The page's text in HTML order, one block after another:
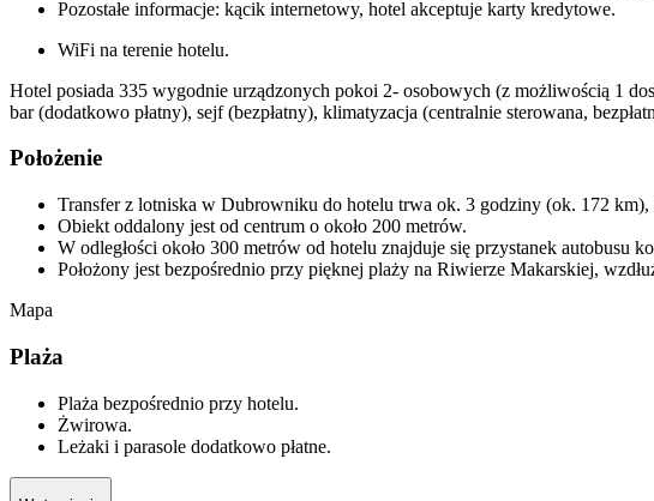
Pozostałe informacje: kącik internetowy, hotel akceptuje karty kredytowe.
WiFi na terenie hotelu.
Hotel posiada 335 wygodnie urządzonych pokoi 2- osobowych (z możliwością 1
bar (dodatkowo płatny), sejf (bezpłatny), klimatyzacja (centralnie sterowana,
Położenie
Transfer z lotniska w Dubrowniku do hotelu trwa ok. 3 godziny (ok. 172
Obiekt oddalony jest od centrum o około 200 metrów.
W odległości około 300 metrów od hotelu znajduje się przystanek autobusu
Położony jest bezpośrednio przy pięknej plaży na Riwierze Makarskiej,
Mapa
Plaża
Plaża bezpośrednio przy hotelu.
Żwirowa.
Leżaki i parasole dodatkowo płatne.